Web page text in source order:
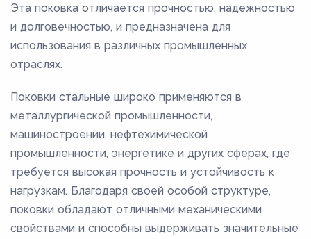
Эта поковка отличается прочностью, надежностью
и долговечностью, и предназначена для
использования в различных промышленных
отраслях.
Поковки стальные широко применяются в
металлургической промышленности,
машиностроении, нефтехимической
промышленности, энергетике и других сферах, где
требуется высокая прочность и устойчивость к
нагрузкам. Благодаря своей особой структуре,
поковки обладают отличными механическими
свойствами и способны выдерживать значительные